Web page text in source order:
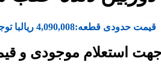
قیمت حدودی قطعه:4,090,008 ریالبا
استعلام موجودی و